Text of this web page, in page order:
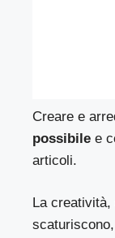
Creare e
possibile e
articoli.
La